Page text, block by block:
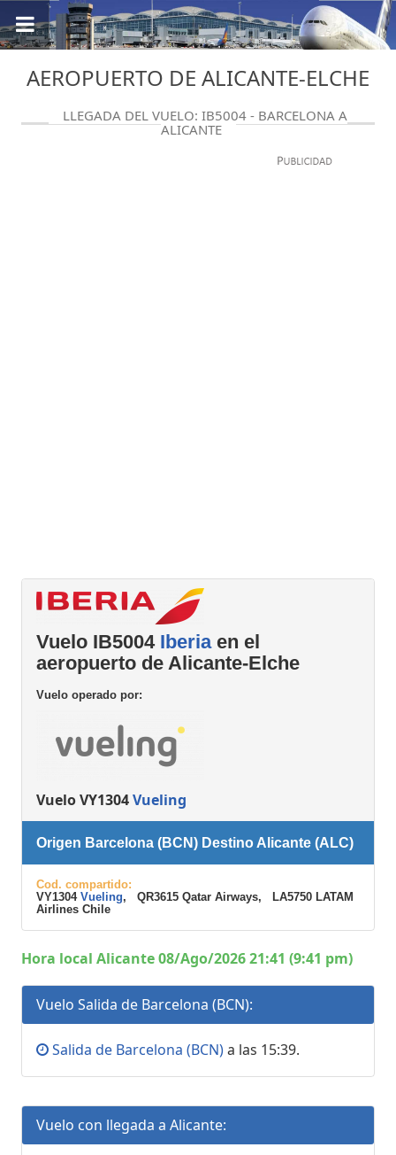
AEROPUERTO DE ALICANTE-ELCHE
LLEGADA DEL VUELO: IB5004 - BARCELONA A
ALICANTE
Vuelo IB5004 Iberiaen el
aeropuerto de Alicante-Elche
Vuelo operado por:
Vuelo VY1304Vueling
Origen Barcelona (BCN) Destino Alicante (ALC)
Cod. compartido:
VY1304 Vueling, QR3615 Qatar Airways, LA5750 LATAM
Airlines Chile
Hora local Alicante 08/Ago/2026 21:41 (9:41 pm)
Vuelo Salida de Barcelona (BCN):
Salida de Barcelona (BCN)a las 15:39.
Vuelo con llegada a Alicante: